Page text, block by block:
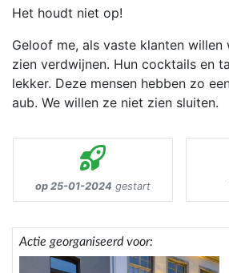
Het houdt niet op!
Geloof me, als vaste klanten willen
zien verdwijnen. Hun cocktails en
lekker. Deze mensen hebben zo
aub. We willen ze niet zien sluiten.
op 25-01-2024 gestart
Actie georganiseerd voor: